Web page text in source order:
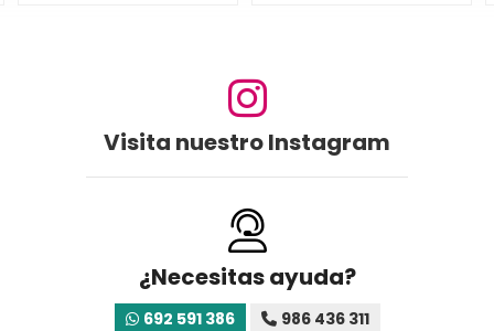
Visita nuestro Instagram
¿Necesitas ayuda?
692 591 386
986 436 311